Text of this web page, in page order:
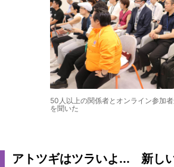
50人以上の関係者とオンライン参加
を聞いた
アトツギはツラいよ... 新し